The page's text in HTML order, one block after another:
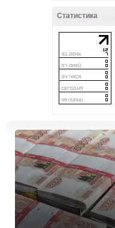
Статистика